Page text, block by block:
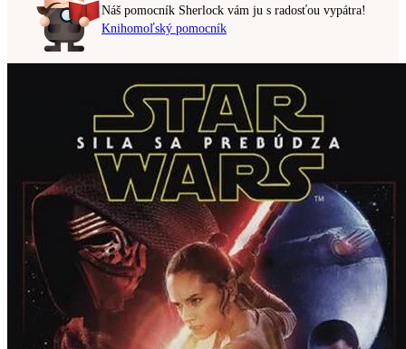
Náš pomocník Sherlock vám ju s radosťou vypátra!
Knihomoľský pomocník